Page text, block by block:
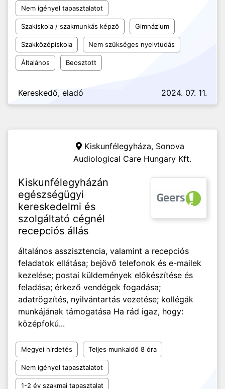
Nem igényel tapasztalatot
Szakiskola / szakmunkás képző Gimnázium
Szakközépiskola Nem szükséges nyelvtudás
Általános Beosztott
Kereskedő, eladó 2024. 07. 11.
Kiskunfélegyháza, Sonova
Audiological Care Hungary Kft.
Kiskunfélegyházán
egészségügyi
kereskedelmi és
szolgáltató cégnél
recepciós állás
általános asszisztencia, valamint a recepciós
feladatok ellátása; bejövő telefonok és e-mailek
kezelése; postai küldemények előkészítése és
feladása; érkező vendégek fogadása;
adatrögzítés, nyilvántartás vezetése; kollégák
munkájának támogatása Ha rád igaz, hogy:
középfokú...
Megyei hirdetés Teljes munkaidő 8 óra
Nem igényel tapasztalatot
1-2 év szakmai tapasztalat